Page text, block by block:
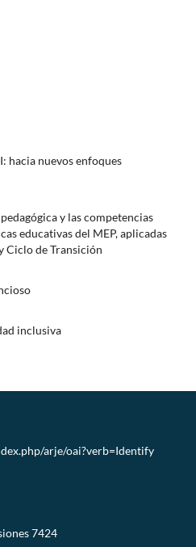
hacia nuevos enfoques
y las competencias
educativas del MEP, aplicadas
Ciclo de Transición
inclusiva
arje/oai?verb=Identify
7424